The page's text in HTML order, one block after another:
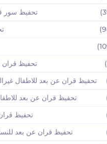
تحفيظ سور
تحفيظ قران
تحفيظ قران عن بعد للاطفال
تحفيظ قران عن بعد
تحفيظ
تحفيظ قران عن بعد